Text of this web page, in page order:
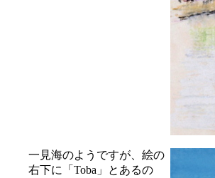
一見海のようですが、絵の
右下に「Toba」とあるの